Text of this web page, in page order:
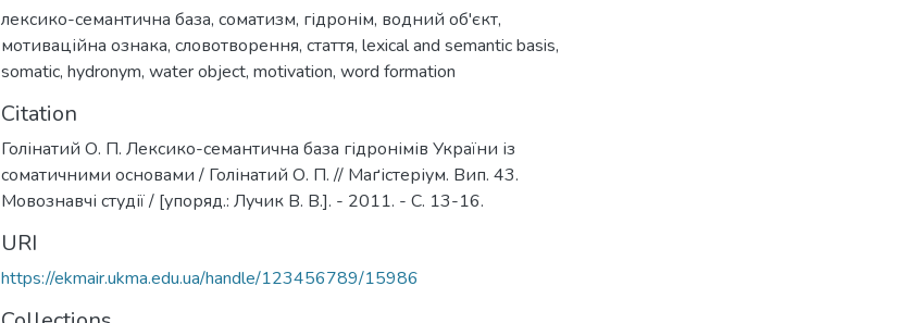
лексико-семантична база, соматизм, гідронім, водний об'єкт,
мотиваційна ознака, словотворення, стаття, lexical and semantic basis,
somatic, hydronym, water object, motivation, word formation
Citation
Голінатий О. П. Лексико-семантична база гідронімів України із
соматичними основами / Голінатий О. П. // Маґістеріум. Вип. 43.
Мовознавчі студії / [упоряд.: Лучик В. В.]. - 2011. - С. 13-16.
URI
https://ekmair.ukma.edu.ua/handle/123456789/15986